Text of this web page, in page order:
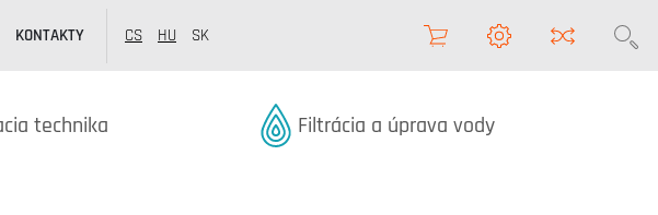
KONTAKTY CS HU SK
kategóriából
technika Termékek kategóriából
Filtrácia a úprava vody